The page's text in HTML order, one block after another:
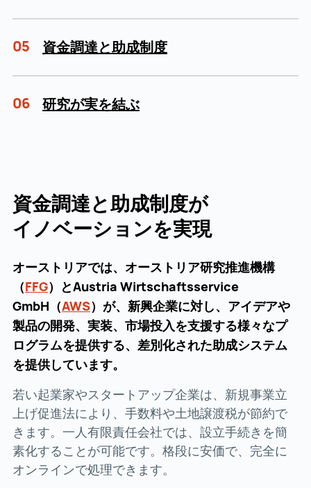
05 資金調達と助成制度
06 研究が実を結ぶ
資金調達と助成制度が
イノベーションを実現
オーストリアでは、オーストリア研究推進機構
（FFGFFG ()
）とAustria Wirtschaftsservice
GmbH（AWSAWS ()
）が、新興企業に対し、アイデアや
製品の開発、実装、市場投入を支援する様々なプ
ログラムを提供する、差別化された助成システム
を提供しています。
若い起業家やスタートアップ企業は、新規事業立
上げ促進法により、手数料や土地譲渡税が節約で
きます。一人有限責任会社では、設立手続きを簡
素化することが可能です。格段に安価で、完全に
オンラインで処理できます。